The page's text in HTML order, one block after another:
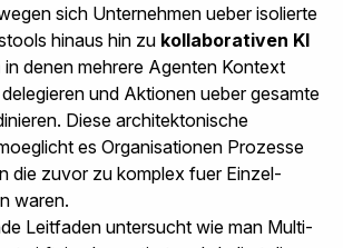
sich Unternehmen ueber isolierte
hinaus hin zu kollaborativen KI
in denen mehrere Agenten Kontext
und Aktionen ueber gesamte
Diese architektonische
es Organisationen Prozesse
die zuvor zu komplex fuer Einzel-
waren.
Leitfaden untersucht wie man Multi-